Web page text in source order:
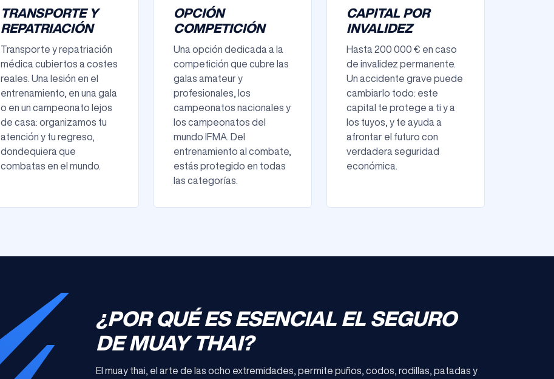
TRANSPORTE Y
REPATRIACIÓN
Transporte y repatriación
médica cubiertos a costes
reales. Una lesión en el
entrenamiento, en una gala
o en un campeonato lejos
de casa: organizamos tu
atención y tu regreso,
dondequiera que
combatas en el mundo.
OPCIÓN
COMPETICIÓN
Una opción dedicada a la
competición que cubre las
galas amateur y
profesionales, los
campeonatos nacionales y
los campeonatos del
mundo IFMA. Del
entrenamiento al combate,
estás protegido en todas
las categorías.
CAPITAL POR
INVALIDEZ
Hasta 200 000 € en caso
de invalidez permanente.
Un accidente grave puede
cambiarlo todo: este
capital te protege a ti y a
los tuyos, y te ayuda a
afrontar el futuro con
verdadera seguridad
económica.
¿POR QUÉ ES ESENCIAL EL SEGURO
DE MUAY THAI?
El muay thai, el arte de las ocho extremidades, permite puños, codos, rodillas, patadas y